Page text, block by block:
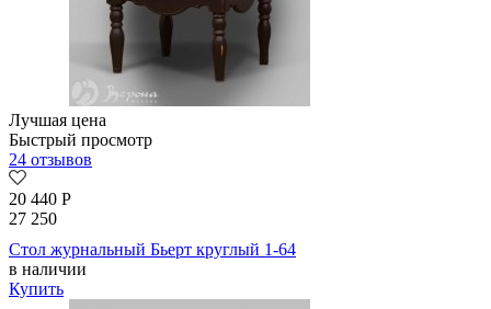
Лучшая цена
Быстрый просмотр
24 отзывов
20 440 Р
27 250
Стол журнальный Бьерт круглый 1-64
в наличии
Купить